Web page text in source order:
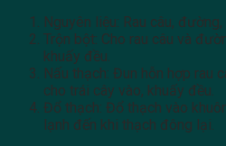
Nguyên liệu: Rau câu,
Trộn bột: Cho rau câu và
khuấy đều.
Nấu thạch: Đun hỗn hợp rau
cho trái cây vào, khuấy đều.
Đổ thạch: Đổ thạch vào
lạnh đến khi thạch đông lại.